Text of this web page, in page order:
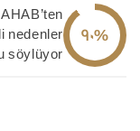
90%
nedenler
söylüyor